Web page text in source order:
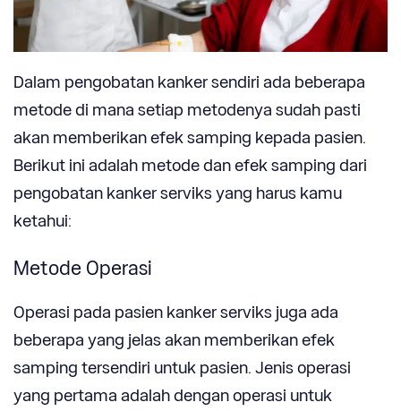
Dalam pengobatan kanker sendiri ada beberapa
metode di mana setiap metodenya sudah pasti
akan memberikan efek samping kepada pasien.
Berikut ini adalah metode dan efek samping dari
pengobatan kanker serviks yang harus kamu
ketahui:
Metode Operasi
Operasi pada pasien kanker serviks juga ada
beberapa yang jelas akan memberikan efek
samping tersendiri untuk pasien. Jenis operasi
yang pertama adalah dengan operasi untuk